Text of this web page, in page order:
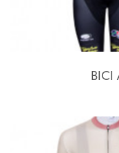
BICI